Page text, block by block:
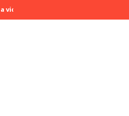
com "Bake Off Brasil" e "SBT